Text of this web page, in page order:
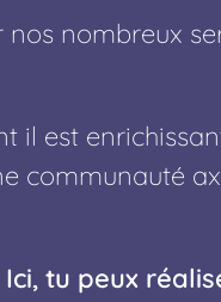
nos nombreux
il est
communauté
tu peux